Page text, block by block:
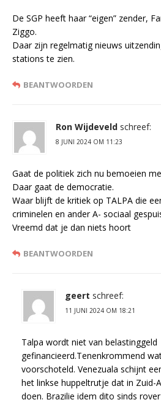
De SGP heeft haar “eigen” zender,
Ziggo.
Daar zijn regelmatig nieuws
stations te zien.
BEANTWOORDEN
Ron Wijdeveld schreef:
8 JUNI 2024 OM 11:23
Gaat de politiek zich nu bemoeien
Daar gaat de democratie.
Waar blijft de kritiek op TALPA die
criminelen en ander A- sociaal
Vreemd dat je dan niets hoort
BEANTWOORDEN
geert schreef:
11 JUNI 2024 OM 18:21
Talpa wordt niet van belastinggeld
gefinancieerd.Tenenkrommend
voorschoteld. Venezuala schijnt
het linkse huppeltrutje dat in Zuid-
doen. Brazilie idem dito sinds